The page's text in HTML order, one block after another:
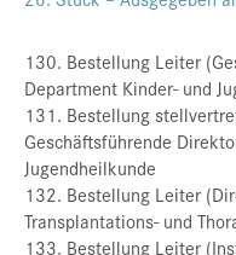
130. Bestellung Leiter
Department Kinder- und
131. Bestellung
Geschäftsführende
Jugendheilkunde
132. Bestellung Leiter
Transplantations- und
133. Bestellung Leiter